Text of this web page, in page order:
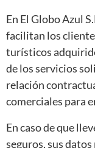
En El Globo Azul
facilitan los
turísticos
de los servicios
relación
comerciales para
En caso de que
seguros, sus